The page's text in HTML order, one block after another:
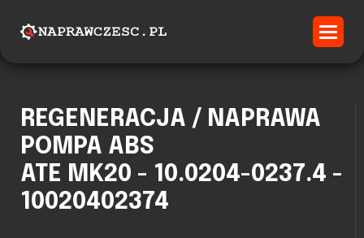
REGENERACJA / NAPRAWA
POMPA ABS
ATE MK20 - 10.0204-0237.4 -
10020402374